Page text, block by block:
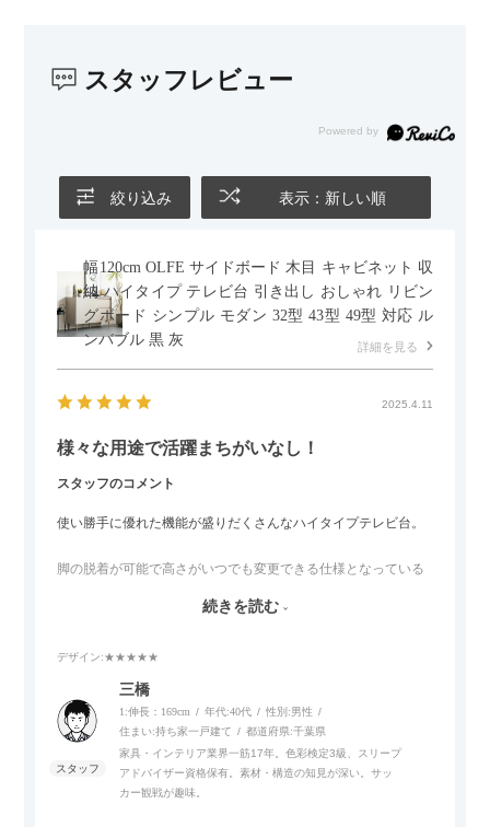
スタッフレビュー
絞り込み 表示：新しい順
幅120cm OLFE サイドボード 木目 キャビネット 収
納 ハイタイプ テレビ台 引き出し おしゃれ リビン
グボード シンプル モダン 32型 43型 49型 対応 ル
ンバブル 黒 灰
詳細を見る
2025.4.11
様々な用途で活躍まちがいなし！
スタッフのコメント
使い勝手に優れた機能が盛りだくさんなハイタイプテレビ台。
脚の脱着が可能で高さがいつでも変更できる仕様となっている
また、補助テーブルとして使用可能なスライドテーブルや収納
内部にもプリンターなどが置けるスライド棚板がついているの
でテレビ台以外にもオフィスなどでの収納家具やリビングでの
サイドボードとして多目的な用途に対応しています。
また、扉は横方向へのスライド式となっているので開閉時のス
ペースを最小限に抑えられ、省スペースでご利用いただけるの
続きを読む
デザイン:★★★★★
三橋
1:伸長：169cm 年代:40代 性別:男性
住まい:持ち家一戸建て 都道府県:千葉県
家具・インテリア業界一筋17年。色彩検定3級、スリープ
アドバイザー資格保有。素材・構造の知見が深い。サッ
カー観戦が趣味。